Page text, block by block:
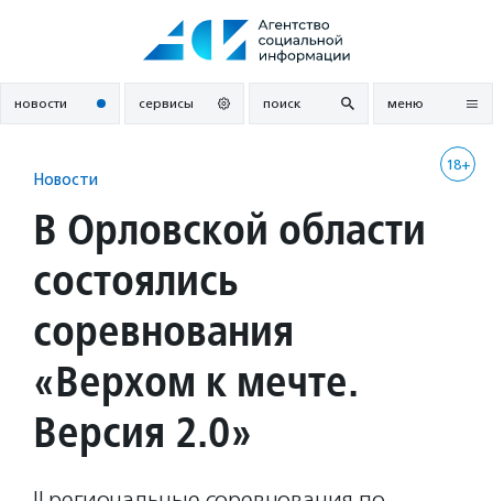
новости сервисы поиск меню
18+
Новости
В Орловской области
состоялись
соревнования
«Верхом к мечте.
Версия 2.0»